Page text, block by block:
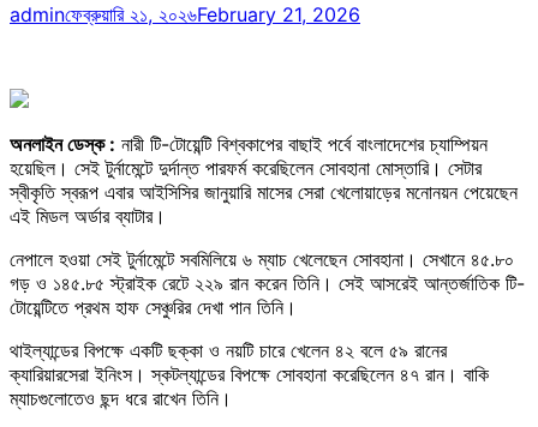
adminফেব্রুয়ারি ২১, ২০২৬February 21, 2026
অনলাইন ডেস্ক : নারী টি-টোয়েন্টি বিশ্বকাপের বাছাই পর্বে বাংলাদেশের চ্যাম্পিয়ন
হয়েছিল। সেই টুর্নামেন্টে দুর্দান্ত পারফর্ম করেছিলেন সোবহানা মোস্তারি। সেটার
স্বীকৃতি স্বরূপ এবার আইসিসির জানুয়ারি মাসের সেরা খেলোয়াড়ের মনোনয়ন পেয়েছেন
এই মিডল অর্ডার ব্যাটার।
নেপালে হওয়া সেই টুর্নামেন্টে সবমিলিয়ে ৬ ম্যাচ খেলেছেন সোবহানা। সেখানে ৪৫.৮০
গড় ও ১৪৫.৮৫ স্ট্রাইক রেটে ২২৯ রান করেন তিনি। সেই আসরেই আন্তর্জাতিক টি-
টোয়েন্টিতে প্রথম হাফ সেঞ্চুরির দেখা পান তিনি।
থাইল্যান্ডের বিপক্ষে একটি ছক্কা ও নয়টি চারে খেলেন ৪২ বলে ৫৯ রানের
ক্যারিয়ারসেরা ইনিংস। স্কটল্যান্ডের বিপক্ষে সোবহানা করেছিলেন ৪৭ রান। বাকি
ম্যাচগুলোতেও ছন্দ ধরে রাখেন তিনি।